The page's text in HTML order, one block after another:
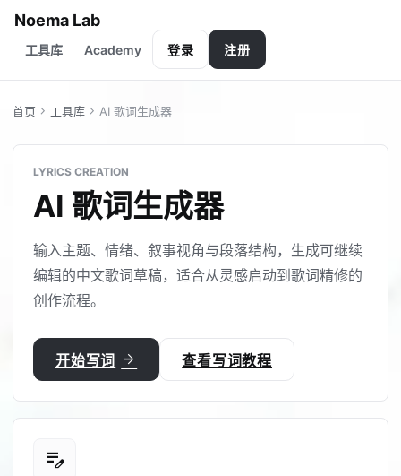
Noema Lab
工具库 Academy 登录 注册
首页 chevron_right 工具库 chevron_right AI 歌词生成器
LYRICS CREATION
AI 歌词生成器
输入主题、情绪、叙事视角与段落结构，生成可继续
编辑的中文歌词草稿，适合从灵感启动到歌词精修的
创作流程。
开始写词 arrow_forward 查看写词教程
edit_note